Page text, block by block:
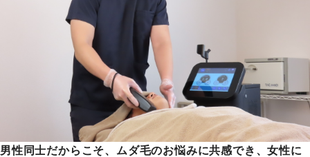
男性同士だからこそ、ムダ毛のお悩みに共感でき、女性に